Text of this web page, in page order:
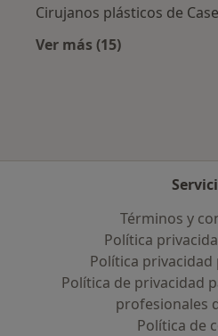
Cirujanos plásticos de
Ver más (15)
Términos y
Política
Política
Política de privacidad
profesionales
Política de